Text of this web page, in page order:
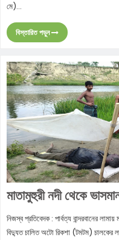
মে)...
বিস্তারিত পড়ুন
মাতামুহুরী নদী থেকে
নিজস্ব প্রতিবেদক : পার্বত্য বান্দরবানের
বিদ্যুত চালিত অটো রিকশা (টমটম) চালকের